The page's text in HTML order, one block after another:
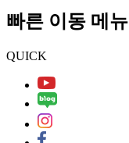
빠른 이동 메뉴
QUICK